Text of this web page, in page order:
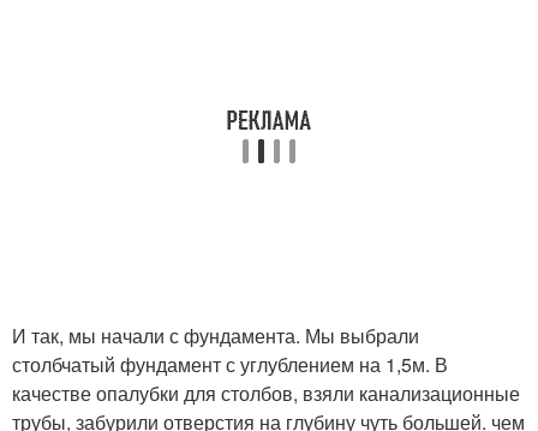
И так, мы начали с фундамента. Мы выбрали
столбчатый фундамент с углублением на 1,5м. В
качестве опалубки для столбов, взяли канализационные
трубы, забурили отверстия на глубину чуть большей. чем